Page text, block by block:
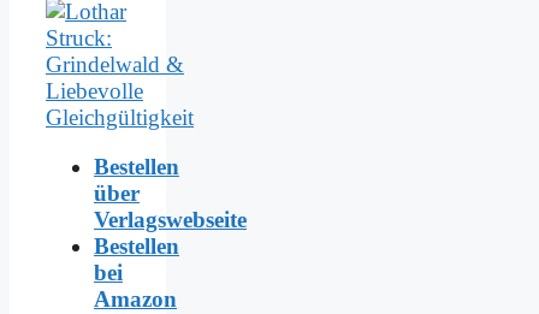
Bestellen
über
Verlagswebseite
Bestellen
bei
Amazon